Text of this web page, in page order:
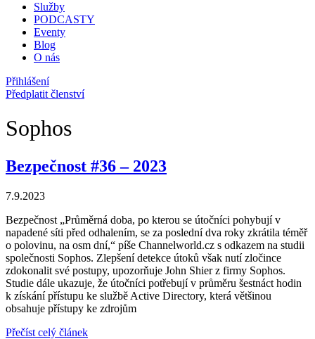
Služby
PODCASTY
Eventy
Blog
O nás
Přihlášení
Předplatit členství
Sophos
Bezpečnost #36 – 2023
7.9.2023
Bezpečnost „Průměrná doba, po kterou se útočníci pohybují v
napadené síti před odhalením, se za poslední dva roky zkrátila téměř
o polovinu, na osm dní,“ píše Channelworld.cz s odkazem na studii
společnosti Sophos. Zlepšení detekce útoků však nutí zločince
zdokonalit své postupy, upozorňuje John Shier z firmy Sophos.
Studie dále ukazuje, že útočníci potřebují v průměru šestnáct hodin
k získání přístupu ke službě Active Directory, která většinou
obsahuje přístupy ke zdrojům
Přečíst celý článek